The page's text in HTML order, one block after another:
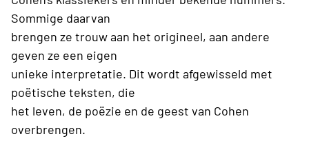
Sommige daarvan
brengen ze trouw aan het origineel, aan andere
geven ze een eigen
unieke interpretatie. Dit wordt afgewisseld met
poëtische teksten, die
het leven, de poëzie en de geest van Cohen
overbrengen.